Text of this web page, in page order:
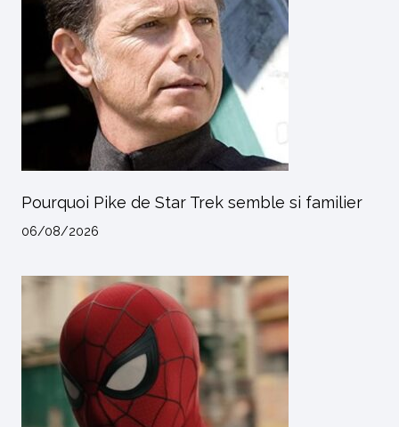
Pourquoi Pike de Star Trek semble si familier
06/08/2026